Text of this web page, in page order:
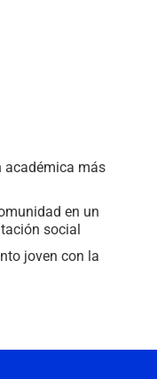
académica más
en un
social
joven con la